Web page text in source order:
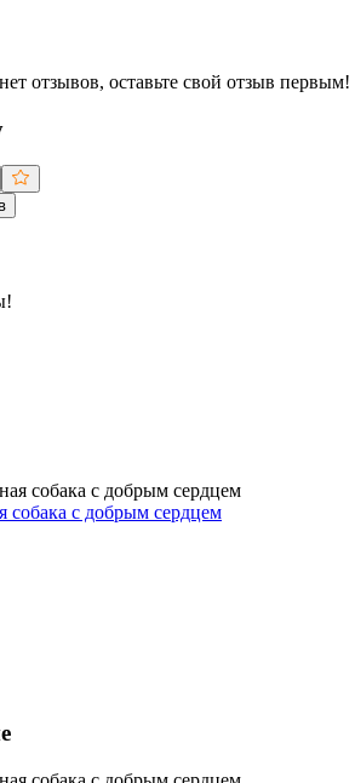
отзывов, оставьте свой отзыв первым!
с добрым сердцем